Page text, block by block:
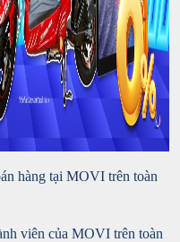
hàng tại MOVI trên toàn
viên của MOVI trên toàn